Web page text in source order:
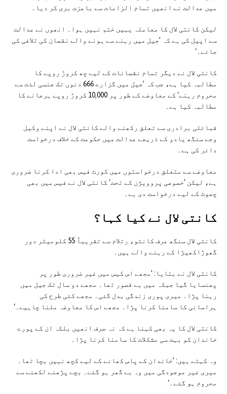
میں عدالت نے انھیں تمام الزامات سے باعزت بری کر دیا۔
لیکن کانتی لال کا معاملہ یہیں ختم نہیں ہوا۔ انھوں نے عدالت
سے اپیل کی ہے کہ ’جیل میں رہنے سے ہونے والے نقصان کی تلافی کی
جائے۔‘
کانتی لال نے دیگر تمام نقصانات کے لیے چھ کروڑ روپے کا
مطالبہ کیا ہے، جب کہ ’جیل میں گزارے 666 دنوں تک جنسی لذت سے
محروم رہنے‘ کے معاوضے کے طور پر 10,000 کروڑ روپے ہرجانے کا
مطالبہ کیا ہے۔
قبائلی برادری سے تعلق رکھنے والے کانتی لال نے اپنے وکیل
وجے سنگھ یادو کے ذریعے عدالت میں حکومت کے خلاف درخواست
دائر کی ہے۔
معاوضے سے متعلق درخواستوں میں کورٹ فیس بھی ادا کرنا ضروری
ہے، لیکن ’خصوصی پروویژن کے تحت‘ کانتی لال نے فیس میں بھی
چھوٹ کے لیے درخواست دی ہے۔
کانتی لال نے کیا کہا؟
کانتی لال سنگھ عرف کانتو، رتلام سے تقریباً 55 کلومیٹر دور
گھوڑاکھیڑا کے رہنے والے ہیں۔
کانتی لال نے بتایا: ’مجھے اس کیس میں غیر ضروری طور پر
پھنسایا گیا جبکہ میں بے قصور تھا۔ مجھے دو سال تک جیل میں
رہنا پڑا۔ میری پوری زندگی بدل گئی۔ مجھے کئی طرح کی
ہراسانی کا سامنا کرنا پڑا۔ مجھے اس کا معاوضہ ملنا چاہیے۔‘
کانتی لال کا یہ بھی کہنا ہے کہ نہ صرف انھیں بلکہ ان کے پورے
خاندان کو بہت سی مشکلات کا سامنا کرنا پڑا۔
وہ کہتے ہیں: ’خاندان کے پاس کھانے کے لیے کچھ نہیں بچا تھا۔
میری غیر موجودگی میں وہ بے گھر ہو گئے۔ بچے پڑھنے لکھنے سے
محروم ہو گئے۔‘